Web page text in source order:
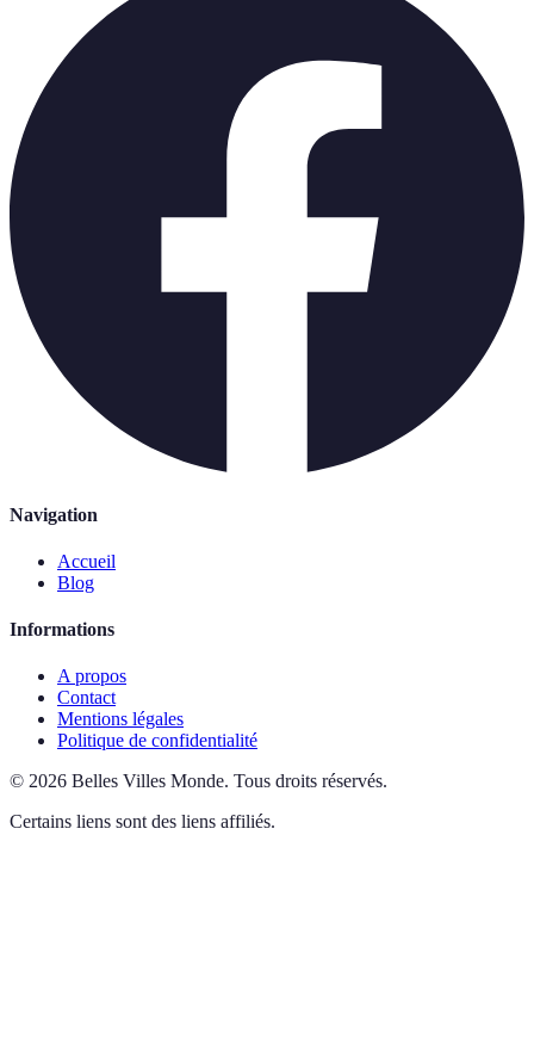
Navigation
Accueil
Blog
Informations
A propos
Contact
Mentions légales
Politique de confidentialité
© 2026 Belles Villes Monde. Tous droits réservés.
Certains liens sont des liens affiliés.